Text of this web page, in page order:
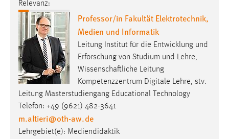
Relevanz:
Professor/in Fakultät Elektrotechnik,
Medien und Informatik
Leitung Institut für die Entwicklung und
Erforschung von Studium und Lehre,
Wissenschaftliche Leitung
Kompetenzzentrum Digitale Lehre, stv.
Leitung Masterstudiengang Educational Technology
Telefon: +49 (9621) 482-3641
m.altieri@oth-aw.de
Lehrgebiet(e): Mediendidaktik